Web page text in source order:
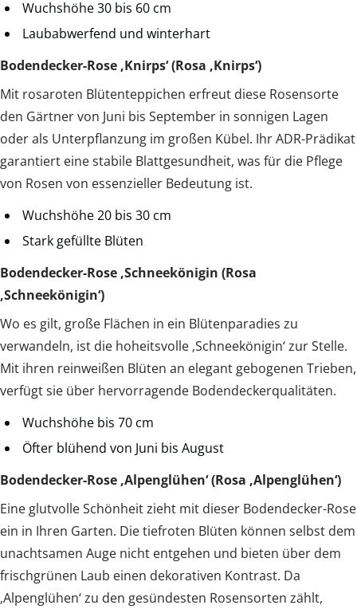
Wuchshöhe 30 bis 60 cm
Laubabwerfend und winterhart
Bodendecker-Rose ‚Knirps‘ (Rosa ‚Knirps‘)
Mit rosaroten Blütenteppichen erfreut diese Rosensorte
den Gärtner von Juni bis September in sonnigen Lagen
oder als Unterpflanzung im großen Kübel. Ihr ADR-Prädikat
garantiert eine stabile Blattgesundheit, was für die Pflege
von Rosen von essenzieller Bedeutung ist.
Wuchshöhe 20 bis 30 cm
Stark gefüllte Blüten
Bodendecker-Rose ‚Schneekönigin (Rosa
‚Schneekönigin‘)
Wo es gilt, große Flächen in ein Blütenparadies zu
verwandeln, ist die hoheitsvolle ‚Schneekönigin‘ zur Stelle.
Mit ihren reinweißen Blüten an elegant gebogenen Trieben,
verfügt sie über hervorragende Bodendeckerqualitäten.
Wuchshöhe bis 70 cm
Öfter blühend von Juni bis August
Bodendecker-Rose ‚Alpenglühen‘ (Rosa ‚Alpenglühen‘)
Eine glutvolle Schönheit zieht mit dieser Bodendecker-Rose
ein in Ihren Garten. Die tiefroten Blüten können selbst dem
unachtsamen Auge nicht entgehen und bieten über dem
frischgrünen Laub einen dekorativen Kontrast. Da
‚Alpenglühen‘ zu den gesündesten Rosensorten zählt,